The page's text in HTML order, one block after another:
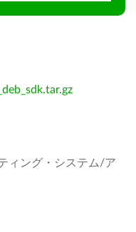
ィング・システム/ア